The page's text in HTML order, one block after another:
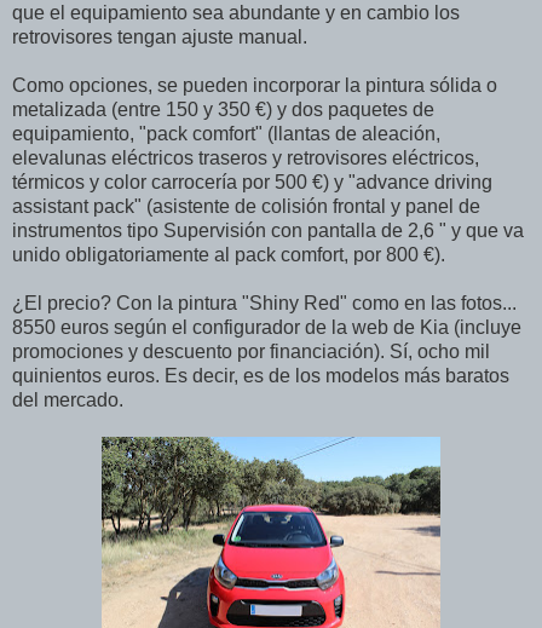
que el equipamiento sea abundante y en cambio los
retrovisores tengan ajuste manual.
Como opciones, se pueden incorporar la pintura sólida o
metalizada (entre 150 y 350 €) y dos paquetes de
equipamiento, "pack comfort" (llantas de aleación,
elevalunas eléctricos traseros y retrovisores eléctricos,
térmicos y color carrocería por 500 €) y "advance driving
assistant pack" (asistente de colisión frontal y panel de
instrumentos tipo Supervisión con pantalla de 2,6 " y que va
unido obligatoriamente al pack comfort, por 800 €).
¿El precio? Con la pintura "Shiny Red" como en las fotos...
8550 euros según el configurador de la web de Kia (incluye
promociones y descuento por financiación). Sí, ocho mil
quinientos euros. Es decir, es de los modelos más baratos
del mercado.